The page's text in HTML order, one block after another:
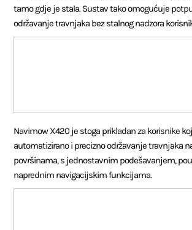
tamo gdje je stala. Sustav tako omogućuje
održavanje travnjaka bez stalnog nadzora
Navimow X420 je stoga prikladan za korisnike
automatizirano i precizno održavanje travnjaka
površinama, s jednostavnim podešavanjem,
naprednim navigacijskim funkcijama.